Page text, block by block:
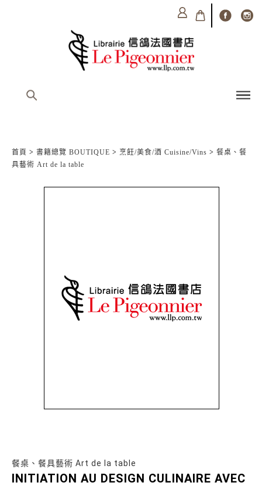
首頁 > 書籍總覽 BOUTIQUE > 烹飪/美食/酒 Cuisine/Vins > 餐桌、餐
具藝術 Art de la table
餐桌、餐具藝術 Art de la table
INITIATION AU DESIGN CULINAIRE AVEC